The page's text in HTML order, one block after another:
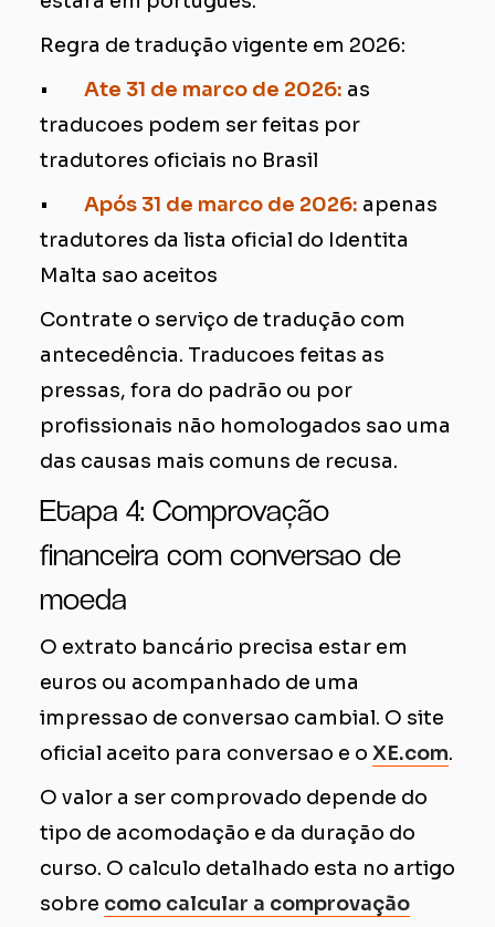
Regra de tradução vigente em 2026:
• Ate 31 de marco de 2026: as
traducoes podem ser feitas por
tradutores oficiais no Brasil
• Após 31 de marco de 2026: apenas
tradutores da lista oficial do Identita
Malta sao aceitos
Contrate o serviço de tradução com
antecedência. Traducoes feitas as
pressas, fora do padrão ou por
profissionais não homologados sao uma
das causas mais comuns de recusa.
Etapa 4: Comprovação
financeira com conversao de
moeda
O extrato bancário precisa estar em
euros ou acompanhado de uma
impressao de conversao cambial. O site
oficial aceito para conversao e o XE.com.
O valor a ser comprovado depende do
tipo de acomodação e da duração do
curso. O calculo detalhado esta no artigo
sobre como calcular a comprovação